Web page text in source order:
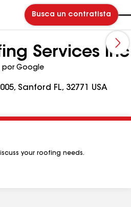
Busca un contratista
Services Inc
por Google
Sanford FL, 32771 USA
your roofing needs.